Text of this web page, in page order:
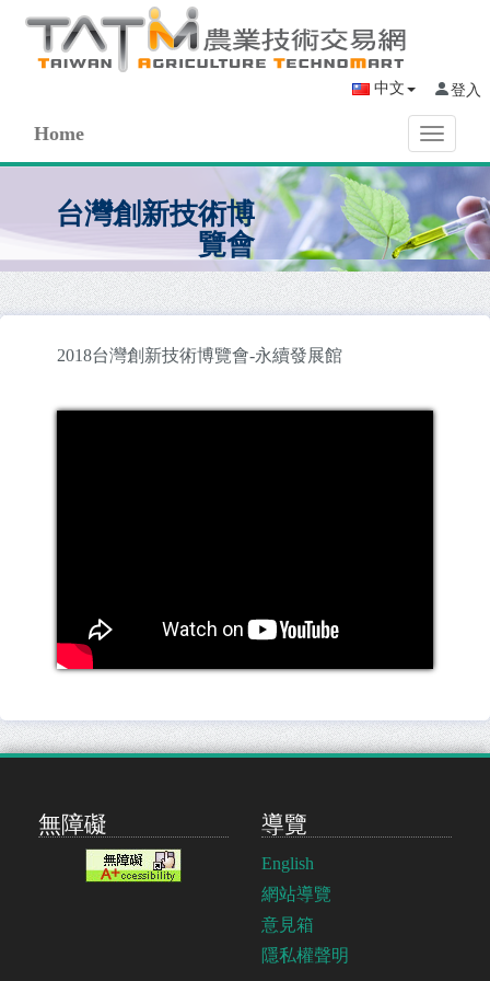
中文 登入
Toggle
Home
台灣創新技術博
覽會
2018台灣創新技術博覽會-永續發展館
無障礙 導覽
English
網站導覽
意見箱
隱私權聲明